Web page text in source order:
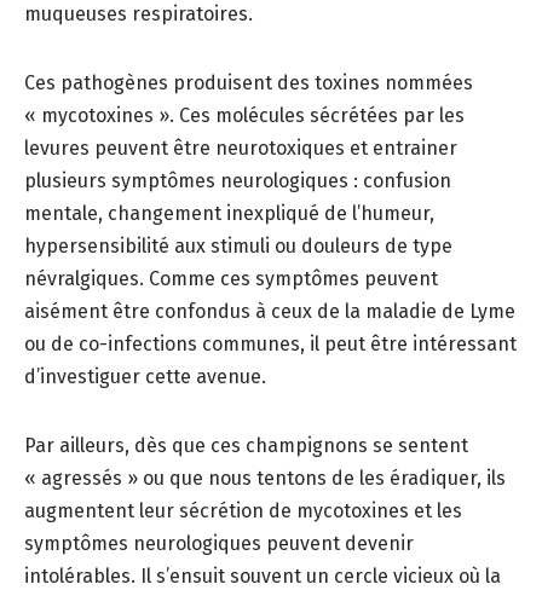
muqueuses respiratoires.
Ces pathogènes produisent des toxines nommées
« mycotoxines ». Ces molécules sécrétées par les
levures peuvent être neurotoxiques et entrainer
plusieurs symptômes neurologiques : confusion
mentale, changement inexpliqué de l’humeur,
hypersensibilité aux stimuli ou douleurs de type
névralgiques. Comme ces symptômes peuvent
aisément être confondus à ceux de la maladie de Lyme
ou de co-infections communes, il peut être intéressant
d’investiguer cette avenue.
Par ailleurs, dès que ces champignons se sentent
« agressés » ou que nous tentons de les éradiquer, ils
augmentent leur sécrétion de mycotoxines et les
symptômes neurologiques peuvent devenir
intolérables. Il s’ensuit souvent un cercle vicieux où la